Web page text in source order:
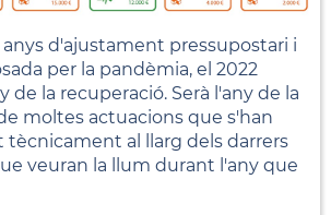
anys d'ajustament pressupostari i
per la pandèmia, el 2022
de la recuperació. Serà l'any de la
moltes actuacions que s'han
tècnicament al llarg dels darrers
veuran la llum durant l'any que